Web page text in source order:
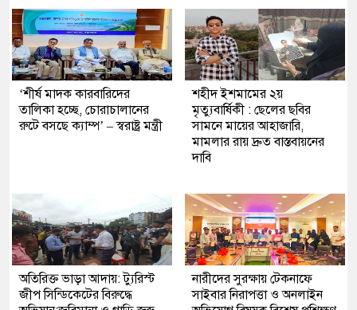
‘শীর্ষ মাদক কারবারিদের
তালিকা হচ্ছে, চোরাচালানের
রুটে বসছে ক্যাম্প’ – স্বরাষ্ট্র মন্ত্রী
শহীদ ইশমামের ২য়
মৃত্যুবার্ষিকী : ছেলের ছবির
সামনে মায়ের আহাজারি,
মামলার রায় দ্রুত বাস্তবায়নের
দাবি
অতিরিক্ত ভাড়া আদায়: ট্যুরিস্ট
জীপ সিন্ডিকেটের বিরুদ্ধে
নারীদের সুরক্ষায় টেকনাফে
সাইবার নিরাপত্তা ও অনলাইন